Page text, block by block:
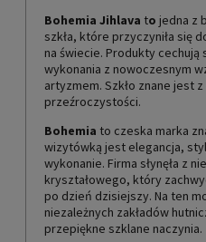
Bohemia Jihlava to jedna z
szkła, które przyczyniła się
na świecie. Produkty cechują
wykonania z nowoczesnym
artyzmem. Szkło znane jest
przeźroczystości.
Bohemia to czeska marka
wizytówką jest elegancja,
wykonanie. Firma słynęła z
kryształowego, który
po dzień dzisiejszy. Na ten
niezależnych zakładów
przepiękne szklane naczynia.